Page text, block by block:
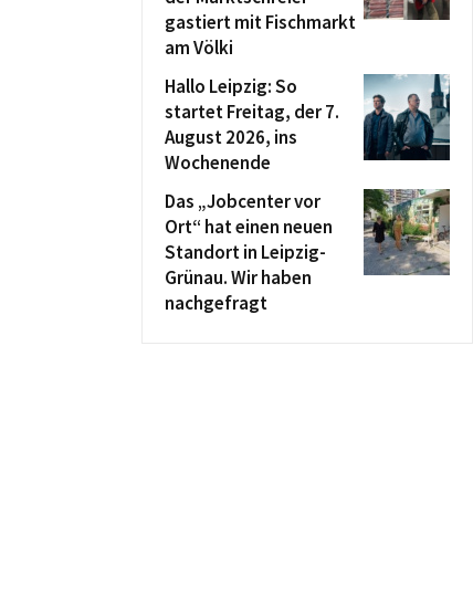
gastiert mit Fischmarkt
am Völki
Hallo Leipzig: So
startet Freitag, der 7.
August 2026, ins
Wochenende
Das „Jobcenter vor
Ort“ hat einen neuen
Standort in Leipzig-
Grünau. Wir haben
nachgefragt